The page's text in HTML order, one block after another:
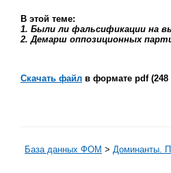
В этой теме:
1. Были ли фальсификации на
2. Демарш оппозиционных
Скачать файл в формате pdf (248
База данных ФОМ > Доминанты.